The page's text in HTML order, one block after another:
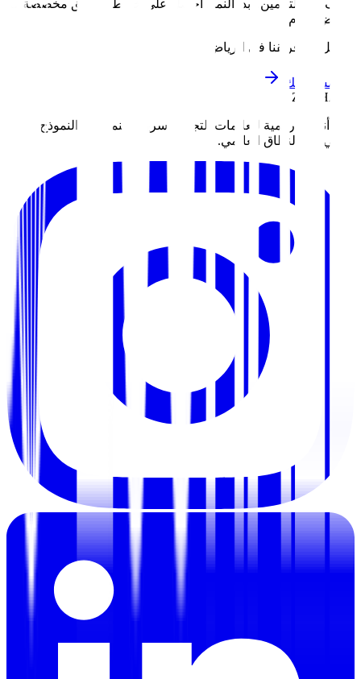
توقف عن التخمين. ابدأ النمو. احصل على خارطة طريق مخصصة لـ
الرياض
اليوم
تواصل مع فريقنا في الرياض
ابدأ مشروعك
ZOUHALL
نبني أنظمة رقمية للعلامات التجارية سريعة النمو. من النموذج
الأولي إلى النطاق العالمي.